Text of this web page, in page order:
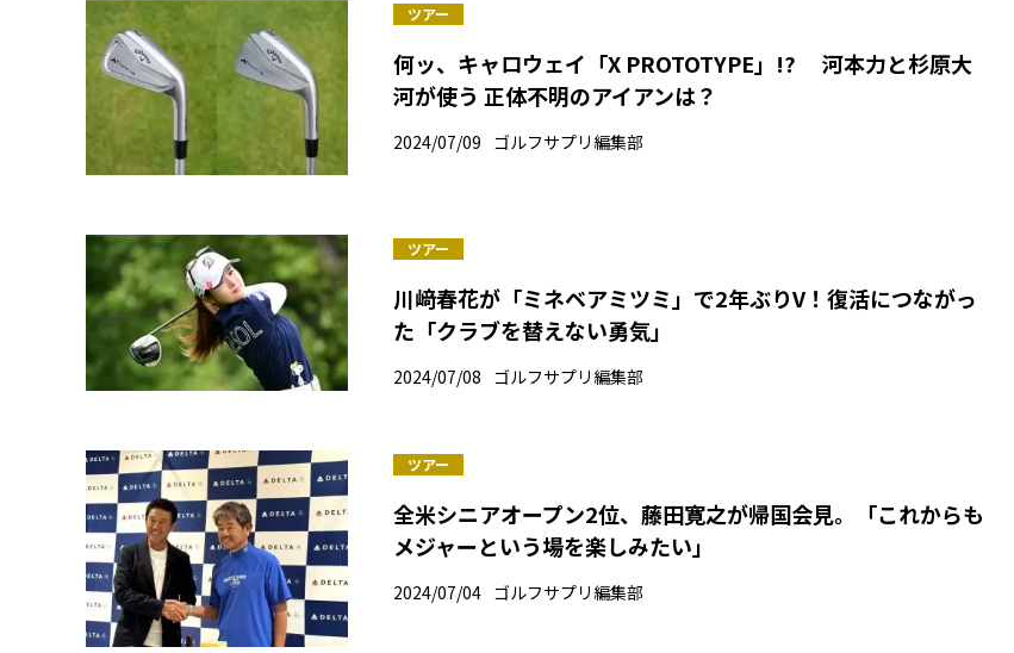
ツアー
何ッ、キャロウェイ「X PROTOTYPE」!? 河本力と杉原大
河が使う 正体不明のアイアンは？
2024/07/09 ゴルフサプリ編集部
ツアー
川﨑春花が「ミネベアミツミ」で2年ぶりV！復活につながっ
た「クラブを替えない勇気」
2024/07/08 ゴルフサプリ編集部
ツアー
全米シニアオープン2位、藤田寛之が帰国会見。「これからも
メジャーという場を楽しみたい」
2024/07/04 ゴルフサプリ編集部